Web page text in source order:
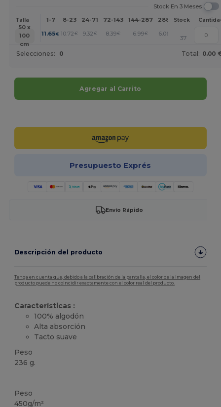
Stock En 3 Meses
Talla 1-7 8-23 24-71 72-143 144-287 288 + Más
Stock
50 x
100
cm
11.65€ 10.72 € 9.32€ 8.39€ 6.99€ 6.06 +
37
Selecciones: 0 Total: 0.00
Agregar al Carrito
Presupuesto Exprés
Envío Rápido
Descripción del producto
Tenga en cuenta que, debido a la calibración de la pantalla, el color de la imagen del
producto puede no coincidir exactamente con el color real del producto.
Características :
100% algodón
Alta absorción
Tacto suave
Peso
236 g.
Peso
450g/m²